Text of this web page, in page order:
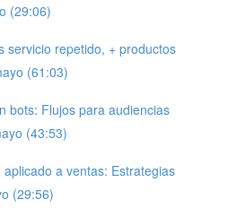
(29:06)
servicio repetido, + productos
(61:03)
bots: Flujos para audiencias
(43:53)
a ventas: Estrategias
(29:56)